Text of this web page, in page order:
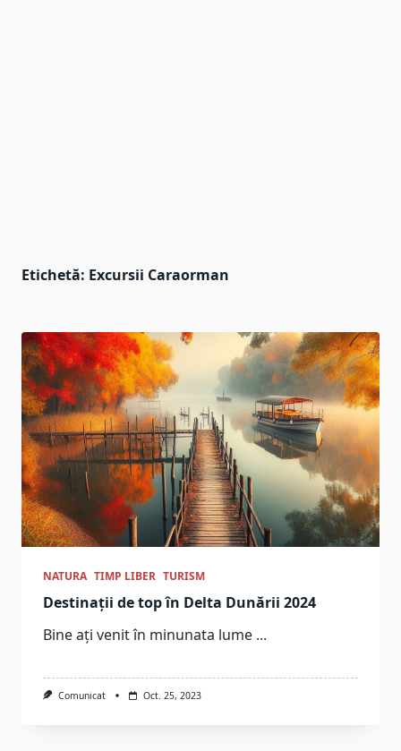
Etichetă: Excursii Caraorman
NATURA TIMP LIBER TURISM
Destinații de top în Delta Dunării 2024
Bine ați venit în minunata lume ...
Comunicat Oct. 25, 2023